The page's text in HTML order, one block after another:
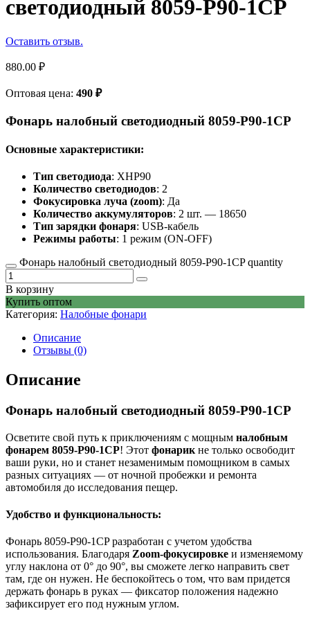
светодиодный 8059-P90-1CP
Оставить отзыв.
880.00 ₽
Оптовая цена: 490 ₽
Фонарь налобный светодиодный 8059-P90-1CP
Основные характеристики:
Тип светодиода: XHP90
Количество светодиодов: 2
Фокусировка луча (zoom): Да
Количество аккумуляторов: 2 шт. — 18650
Тип зарядки фонаря: USB-кабель
Режимы работы: 1 режим (ON-OFF)
Фонарь налобный светодиодный 8059-P90-1CP quantity
В корзину
Купить оптом
Категория: Налобные фонари
Описание
Отзывы (0)
Описание
Фонарь налобный светодиодный 8059-P90-1CP
Осветите свой путь к приключениям с мощным налобным
фонарем 8059-P90-1CP! Этот фонарик не только освободит
ваши руки, но и станет незаменимым помощником в самых
разных ситуациях — от ночной пробежки и ремонта
автомобиля до исследования пещер.
Удобство и функциональность:
Фонарь 8059-P90-1CP разработан с учетом удобства
использования. Благодаря Zoom-фокусировке и изменяемому
углу наклона от 0° до 90°, вы сможете легко направить свет
там, где он нужен. Не беспокойтесь о том, что вам придется
держать фонарь в руках — фиксатор положения надежно
зафиксирует его под нужным углом.